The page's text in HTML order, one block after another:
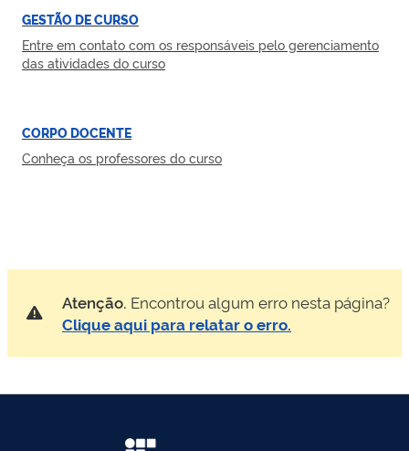
GESTÃO DE CURSO
Entre em contato com os responsáveis pelo gerenciamento
das atividades do curso
CORPO DOCENTE
Conheça os professores do curso
Atenção. Encontrou algum erro nesta página?
Clique aqui para relatar o erro.